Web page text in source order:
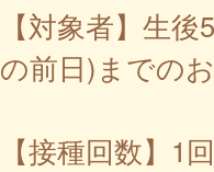
【対象者】生
の前日)までの
【接種回数】1回